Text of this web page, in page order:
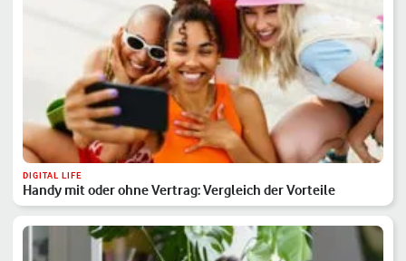
DIGITAL LIFE
Handy mit oder ohne Vertrag: Vergleich der Vorteile